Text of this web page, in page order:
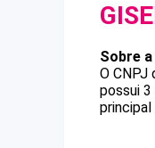
Sobre
O CNPJ
possui
principal